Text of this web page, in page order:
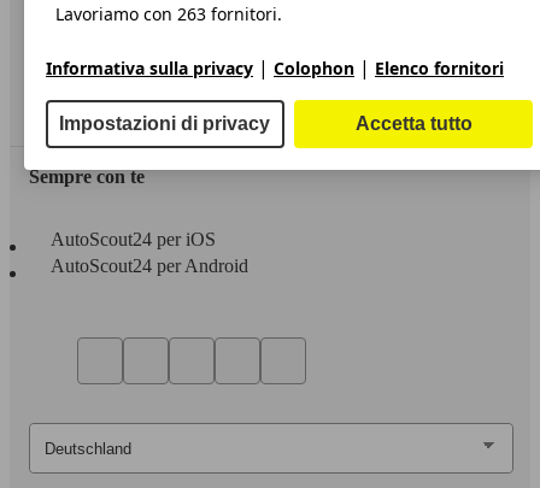
Dichiarazione di Accessibilità
Servizi
Area rivenditori
Sempre con te
AutoScout24 per iOS
AutoScout24 per Android
Lavoriamo con 263 fornitori.
Informativa sulla privacy | Colophon | Elenco fornitori
Impostazioni di privacy Accetta tutto